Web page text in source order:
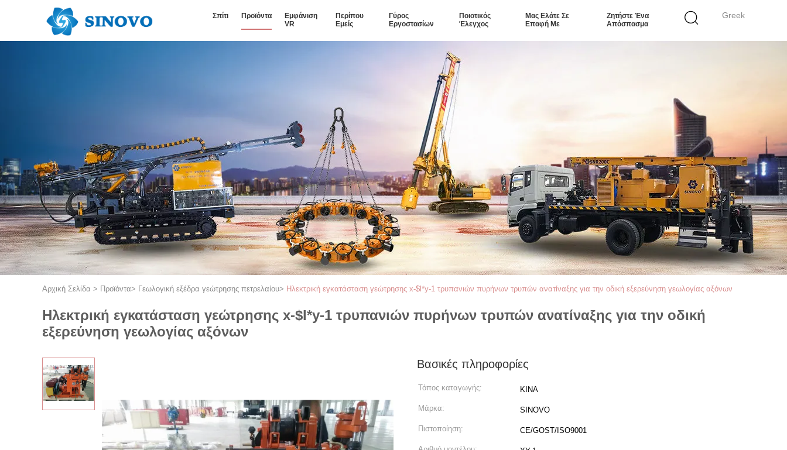
Greek
Σπίτι Προϊόντα
Εμφάνιση
VR
Περίπου
Εμείς
Γύρος
Εργοστασίων
Ποιοτικός
Έλεγχος
Μας Ελάτε Σε
Επαφή Με
Ζητήστε Ένα
Απόσπασμα
Αρχική Σελίδα > Προϊόντα> Γεωλογική εξέδρα γεώτρησης πετρελαίου> Ηλεκτρική εγκατάσταση γεώτρησης x-$l*y-1 τρυπανιών πυρήνων τρυπών ανατίναξης για την οδική εξερεύνηση γεωλογίας αξόνων
Ηλεκτρική εγκατάσταση γεώτρησης x-$l*y-1 τρυπανιών πυρήνων τρυπών ανατίναξης για την οδική
εξερεύνηση γεωλογίας αξόνων
Βασικές πληροφορίες
Τόπος καταγωγής: ΚΙΝΑ
Μάρκα: SINOVO
Πιστοποίηση: CE/GOST/ISO9001